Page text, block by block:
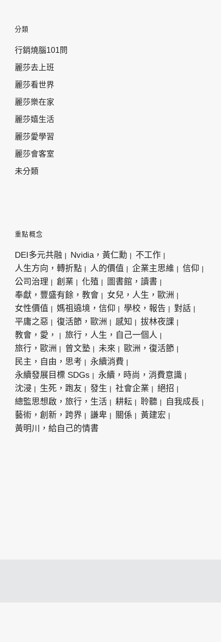
分類
行銷燒腦101問
麗莎去上班
麗莎看世界
麗莎樂在家
麗莎嬉生活
麗莎愛學習
麗莎會客室
未分類
重點概念
DEI多元共融 Nvidia，黃仁勳
不工作
人生方向，轉折點
人的價值 企業主思維
信仰
公司治理
創業 化殖
圖書館，讀書
奉獻，豐盛有餘，教會
女兒，人生，歐洲
女性價值
媽祖遶境，信仰 學校，報告
對話
平庸之惡
復活節，歐洲 感知
拔林夜課
教會，愛，
旅行，人生，自己一個人
旅行，歐洲
曾文塾 未來
歐洲，復活節
民主，自由，思考
永續消費
永續發展目標 SDGs
永續，時尚，消費意識
沈浸
生死，跑友 發生 社會企業
絕招
總監思想啟，旅行，生活
耕耘 聆聽
自我成長
藝術，創新，跨界
謙卑 關係
黃建宏
黃明川，給自己的情書